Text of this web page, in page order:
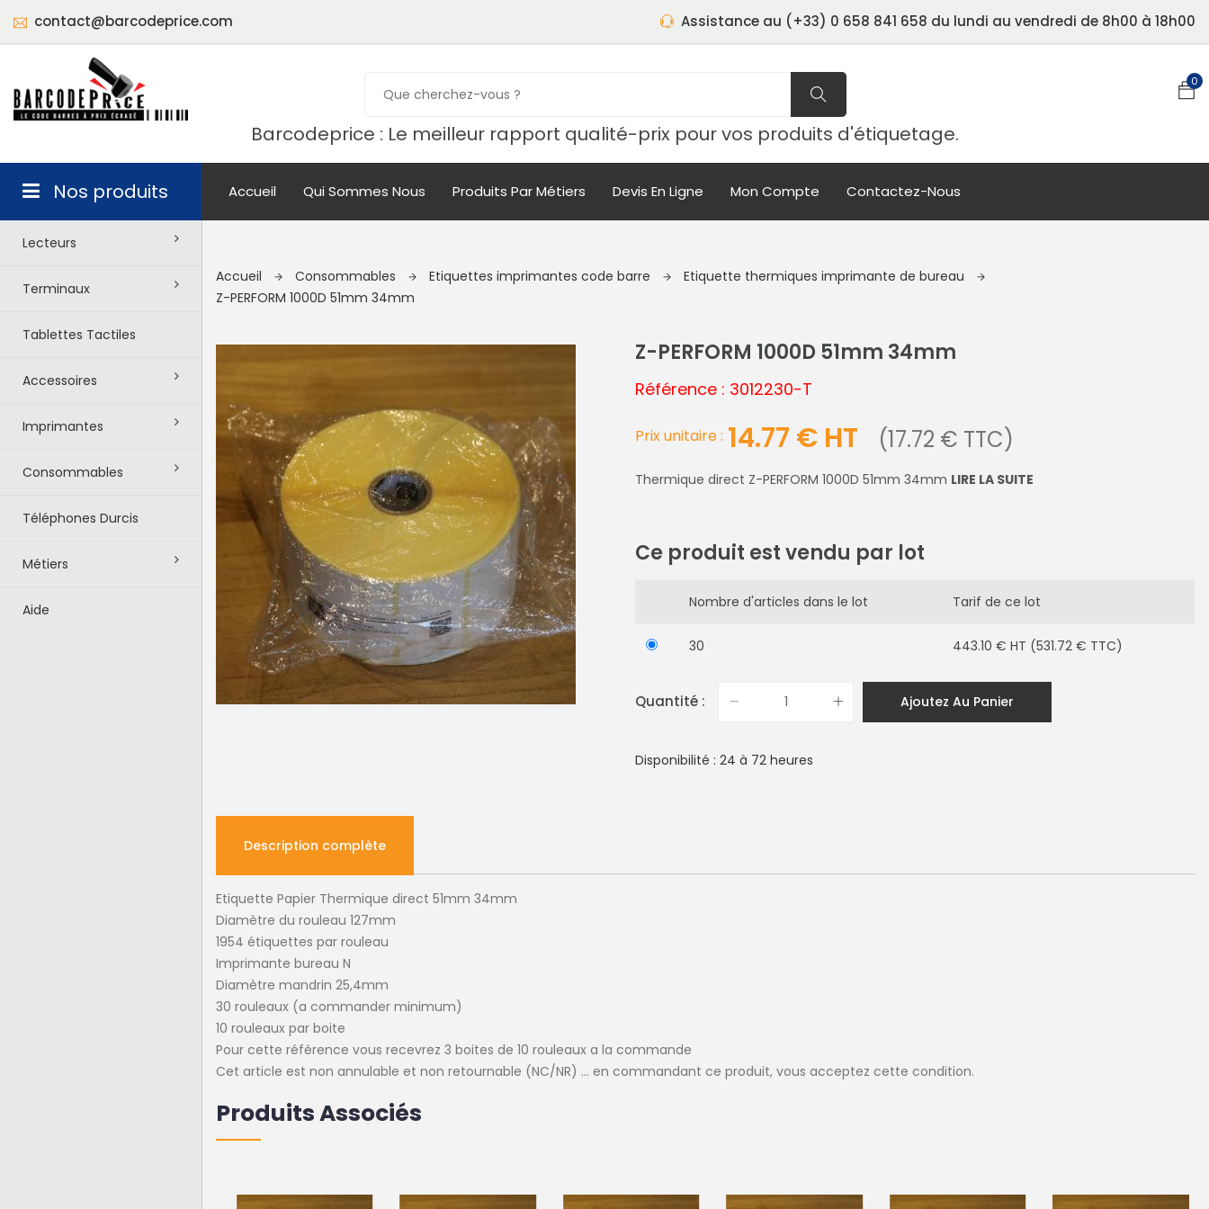
contact@barcodeprice.com Assistance au (+33) 0 658 841 658 du lundi au vendredi de 8h00 à 18h00
Barcodeprice : Le meilleur rapport qualité-prix pour vos produits d'étiquetage.
0
Nos produits
Lecteurs
Terminaux
Tablettes Tactiles
Accessoires
Imprimantes
Consommables
Téléphones Durcis
Métiers
Aide
Accueil Qui Sommes Nous Produits Par Métiers Devis En Ligne Mon Compte Contactez-Nous
Accueil Consommables Etiquettes imprimantes code barre
Etiquette thermiques imprimante de bureau
Z-PERFORM 1000D 51mm 34mm
Z-PERFORM 1000D 51mm 34mm
Référence : 3012230-T
Prix unitaire : 14.77 € HT (17.72 € TTC)
Thermique direct Z-PERFORM 1000D 51mm 34mm LIRE LA SUITE
Ce produit est vendu par lot
Nombre d'articles dans le lot Tarif de ce lot
30 443.10 € HT (531.72 € TTC)
Quantité : Ajoutez Au Panier
Disponibilité : 24 à 72 heures
Description complète
Etiquette Papier Thermique direct 51mm 34mm
Diamètre du rouleau 127mm
1954 étiquettes par rouleau
Imprimante bureau N
Diamètre mandrin 25,4mm
30 rouleaux (a commander minimum)
10 rouleaux par boite
Pour cette référence vous recevrez 3 boites de 10 rouleaux a la commande
Cet article est non annulable et non retournable (NC/NR) ... en commandant ce produit, vous acceptez cette condition.
Produits Associés